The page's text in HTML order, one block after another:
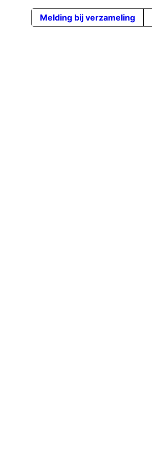
Melding bij verzameling